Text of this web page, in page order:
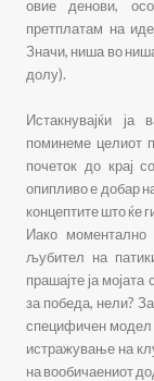
овие денови,
претплатам на
Значи, ниша во
долу).
Истакнувајќи ја
поминеме целиот
почеток до крај
опипливо е добар
концептите што ќе
Иако
љубител на
прашајте ја
за победа, нели?
специфичен модел
истражување на
на вообичаениот